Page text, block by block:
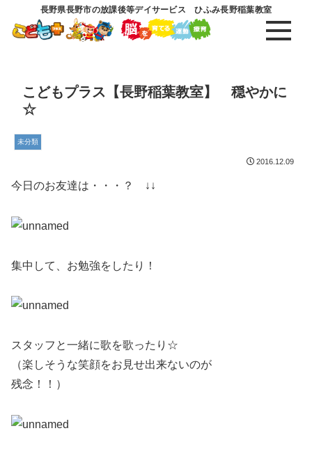
長野県長野市の放課後等デイサービス ひふみ長野稲葉教室
こどもプラス【長野稲葉教室】 穏やかに
☆
未分類
2016.12.09
今日のお友達は・・・？ ↓↓
集中して、お勉強をしたり！
スタッフと一緒に歌を歌ったり☆
（楽しそうな笑顔をお見せ出来ないのが
残念！！）